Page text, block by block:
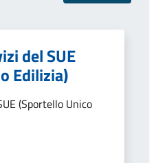
del SUE
Edilizia)
(Sportello Unico